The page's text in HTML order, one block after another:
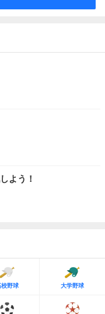
よう！
校野球 大学野球